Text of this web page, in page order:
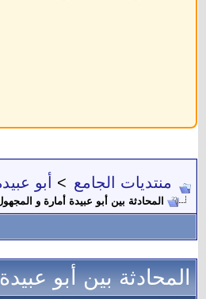
منتديات الجامع > أبو
المحادثة بين أبو عبيدة أمارة و
المحادثة بين أبو